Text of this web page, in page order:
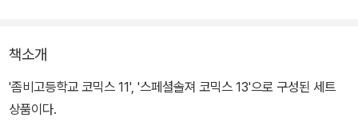
책소개
'좀비고등학교 코믹스 11', '스페셜솔져 코믹스 13'으로 구성된 세트
상품이다.